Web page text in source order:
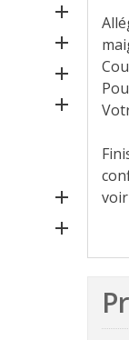





